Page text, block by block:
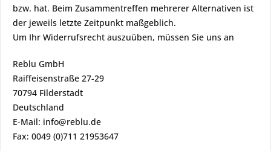
bzw. hat. Beim Zusammentreffen mehrerer Alternativen ist
der jeweils letzte Zeitpunkt maßgeblich.
Um Ihr Widerrufsrecht auszuüben, müssen Sie uns an
Reblu GmbH
Raiffeisenstraße 27-29
70794 Filderstadt
Deutschland
E-Mail: info@reblu.de
Fax: 0049 (0)711 21953647